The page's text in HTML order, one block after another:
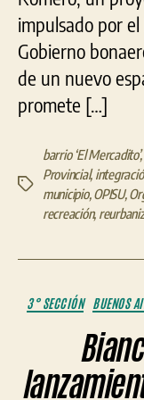
impulsado por
Gobierno
de un nuevo
promete […]
Etiquetas
barrio ‘El Mercadito’,
Provincial,
municipio,OPISU,
recreación,
3° SECCIÓN BUENOS